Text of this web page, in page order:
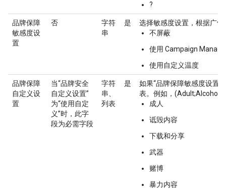
?
品牌保障
敏感度设
置
否
字符
串
是
选择敏感度设置，根据广
不屏蔽
使用 Campaign
使用自定义温度
品牌保障
自定义设
置
当“品牌安全
自定义设置”
为“使用自定
义”时，此字
段为必需字段
字符
串、
列表
是
如果“品牌保障敏感度设置”
表。例如，
成人
诋毁内容
下载和分享
武器
赌博
暴力内容